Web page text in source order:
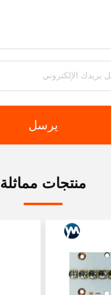
يرسل
منتجات مماثلة